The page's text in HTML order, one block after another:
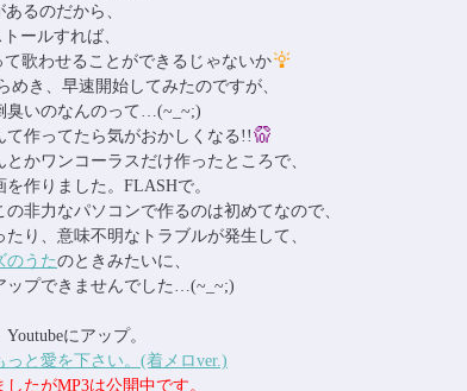
あるのだから、
ールすれば、
て歌わせることができるじゃないか
めき、早速開始してみたのですが、
臭いのなんのって…(~_~;)
て作ってたら気がおかしくなる!!
とかワンコーラスだけ作ったところで、
作りました。FLASHで。
非力なパソコンで作るのは初めてなので、
り、意味不明なトラブルが発生して、
のうたのときみたいに、
ップできませんでした…(~_~;)
にアップ。
っと愛を下さい。(着メロver.)
たがMP3は公開中です。